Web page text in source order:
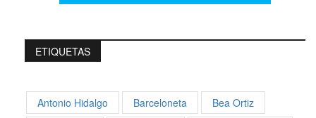
ETIQUETAS
Antonio Hidalgo Barceloneta
Bea Ortiz